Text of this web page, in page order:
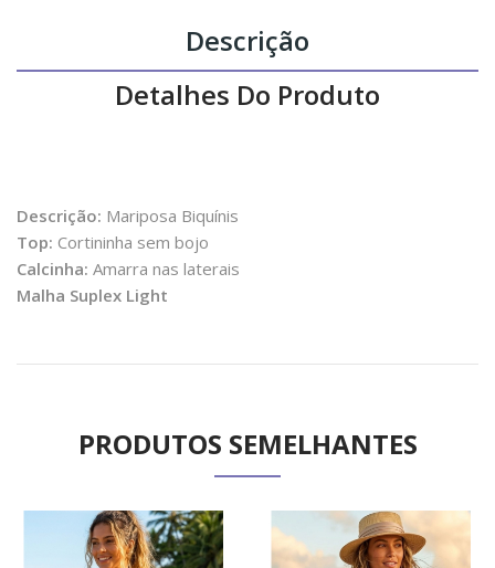
Descrição
Detalhes Do Produto
Descrição: Mariposa Biquínis
Top: Cortininha sem bojo
Calcinha: Amarra nas laterais
Malha Suplex Light
PRODUTOS SEMELHANTES